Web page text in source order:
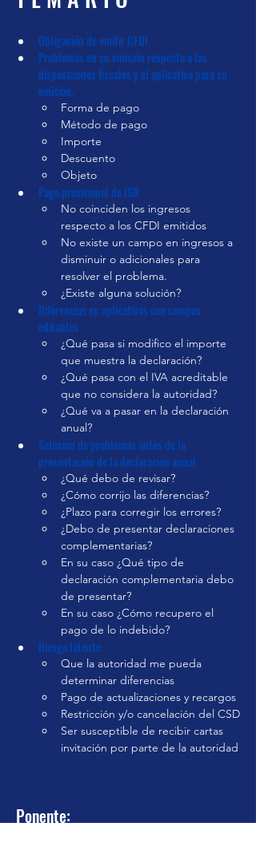
Fecha en
impartió
21 nov 2024
Inversión
$ 950.00
Duración
3 horas aprox.
Grabación disponible
Pagar curso
Obligación de emitir CFDI
Problemas en su emisión respecto a las
disposiciones fiscales y el aplicativo para su
emisión.
Forma de pago
Método de pago
Importe
Descuento
Objeto
Pago provisional de ISR
No coinciden los ingresos
respecto a los CFDI emitidos
No existe un campo en ingresos a
disminuir o adicionales para
resolver el problema.
¿Existe alguna solución?
Diferencias en aplicativos con campos
editables
¿Qué pasa si modifico el importe
que muestra la declaración?
¿Qué pasa con el IVA acreditable
que no considera la autoridad?
¿Qué va a pasar en la declaración
anual?
Solución de problemas antes de la
presentación de la declaración anual
¿Qué debo de revisar?
¿Cómo corrijo las diferencias?
¿Plazo para corregir los errores?
¿Debo de presentar declaraciones
complementarias?
En su caso ¿Qué tipo de
declaración complementaria debo
de presentar?
En su caso ¿Cómo recupero el
pago de lo indebido?
Riesgo latente
Que la autoridad me pueda
determinar diferencias
Pago de actualizaciones y recargos
Restricción y/o cancelación del CSD
Ser susceptible de recibir cartas
invitación por parte de la autoridad
Ponente: